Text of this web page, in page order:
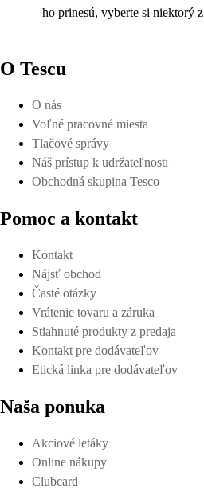
ho prinesú, vyberte si niektorý z
O Tescu
O nás
Voľné pracovné miesta
Tlačové správy
Náš prístup k udržateľnosti
Obchodná skupina Tesco
Pomoc a kontakt
Kontakt
Nájsť obchod
Časté otázky
Vrátenie tovaru a záruka
Stiahnuté produkty z predaja
Kontakt pre dodávateľov
Etická linka pre dodávateľov
Naša ponuka
Akciové letáky
Online nákupy
Clubcard